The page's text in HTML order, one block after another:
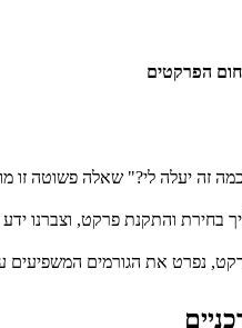
זה יעלה לי?" שאלה פשוטה זו
נפרט את הגורמים